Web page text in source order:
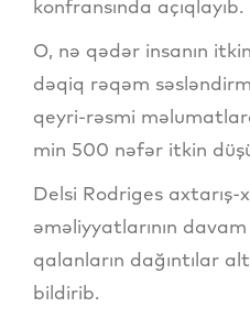
konfransında açıqlayıb.
O, nə qədər insanın
dəqiq rəqəm
qeyri-rəsmi
min 500 nəfər itkin
Delsi Rodriges axtarış-
əməliyyatlarının
qalanların dağıntılar
bildirib.